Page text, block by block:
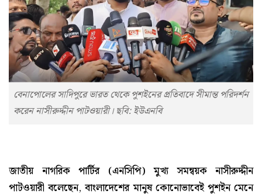
বেনাপোলের সাদিপুরে ভারত থেকে পুশইনের প্রতিবাদে সীমান্ত পরিদর্শন
করেন নাসীরুদ্দীন পাটওয়ারী। ছবি: ইউএনবি
জাতীয় নাগরিক পার্টির (এনসিপি) মুখ্য সমন্বয়ক নাসীরুদ্দীন
পাটওয়ারী বলেছেন, বাংলাদেশের মানুষ কোনোভাবেই পুশইন মেনে